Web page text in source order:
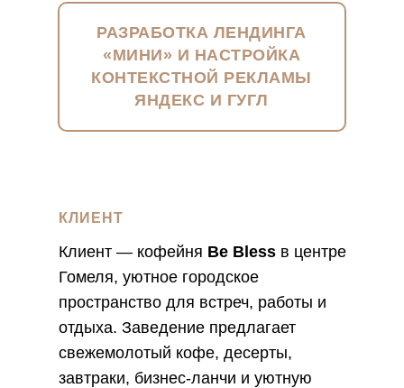
РАЗРАБОТКА ЛЕНДИНГА
«МИНИ» И НАСТРОЙКА
КОНТЕКСТНОЙ РЕКЛАМЫ
ЯНДЕКС И ГУГЛ
Клиент — кофейня Be Bless в центре
Гомеля, уютное городское
пространство для встреч, работы и
отдыха. Заведение предлагает
свежемолотый кофе, десерты,
завтраки, бизнес-ланчи и уютную
КЛИЕНТ